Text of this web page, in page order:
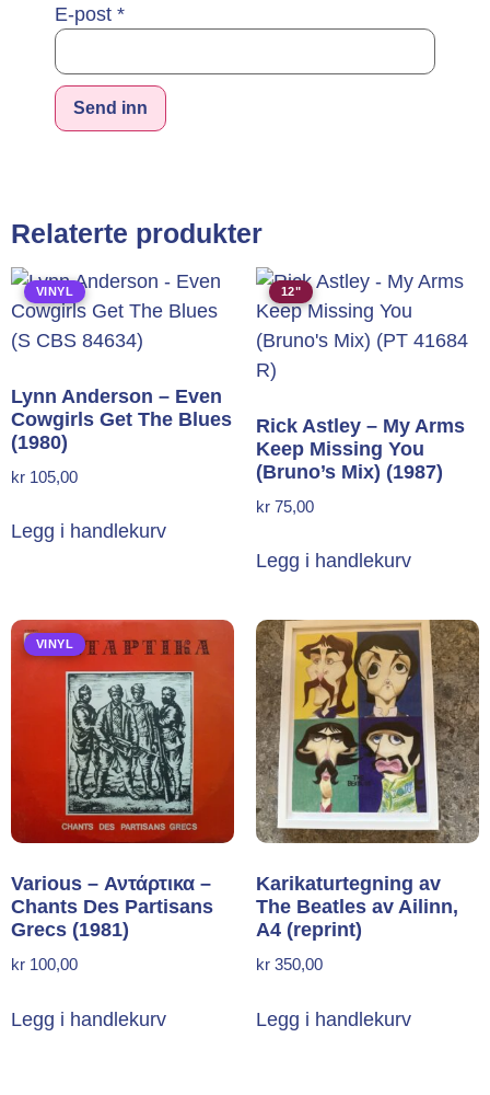
E-post *
Relaterte produkter
VINYL
Lynn Anderson – Even
Cowgirls Get The Blues
(1980)
kr 105,00
Legg i handlekurv
12"
Rick Astley – My Arms
Keep Missing You
(Bruno’s Mix) (1987)
kr 75,00
Legg i handlekurv
VINYL
Various – Αντάρτικα –
Chants Des Partisans
Grecs (1981)
kr 100,00
Legg i handlekurv
Karikaturtegning av
The Beatles av Ailinn,
A4 (reprint)
kr 350,00
Legg i handlekurv